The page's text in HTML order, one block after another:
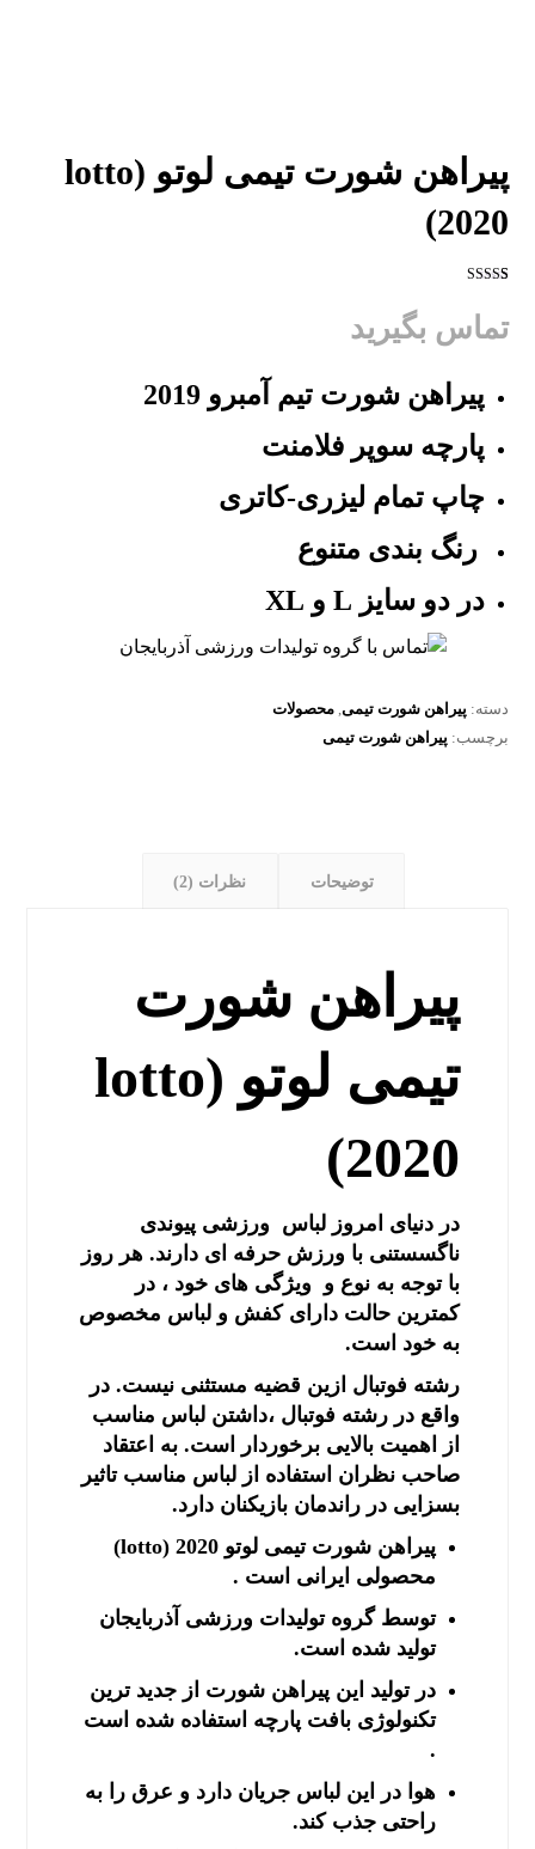
پیراهن شورت تیمی لوتو lotto)
2020)
3.50
از 5 در
امتیازده
تماس بگیرید
پیراهن شورت تیم آمبرو 2019
پارچه سوپر فلامنت
چاپ تمام لیزری-کاتری
رنگ بندی متنوع
در دو سایز L و XL
دسته: پیراهن شورت تیمی ,محصولات
برچسب: پیراهن شورت تیمی
توضیحات نظرات (2)
پیراهن شورت
تیمی لوتو lotto)
2020)
در دنیای امروز لباس ورزشی پیوندی
ناگسستنی با ورزش حرفه ای دارند. هر روز
با توجه به نوع و ویژگی های خود ، در
کمترین حالت دارای کفش و لباس مخصوص
به خود است.
رشته فوتبال ازین قضیه مستثنی نیست. در
واقع در رشته فوتبال ،داشتن لباس مناسب
از اهمیت بالایی برخوردار است. به اعتقاد
صاحب نظران استفاده از لباس مناسب تاثیر
بسزایی در راندمان بازیکنان دارد.
پیراهن شورت تیمی لوتو lotto) 2020)
محصولی ایرانی است .
توسط گروه تولیدات ورزشی آذربایجان
تولید شده است.
در تولید این پیراهن شورت از جدید ترین
تکنولوژی بافت پارچه استفاده شده است
.
هوا در این لباس جریان دارد و عرق را به
راحتی جذب کند.